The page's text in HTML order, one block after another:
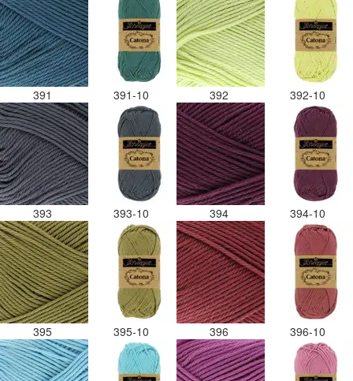
391 391-10 392 392-10
393 393-10 394 394-10
395 395-10 396 396-10